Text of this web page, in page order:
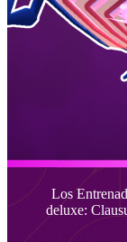
Los
deluxe: